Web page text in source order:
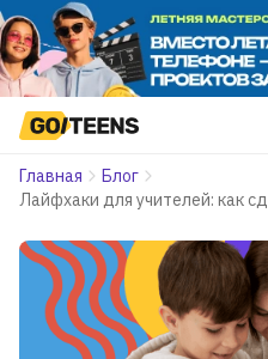
Главная
Блог
Лайфхаки для учителей: как